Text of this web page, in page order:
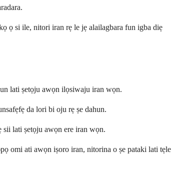
ọ si ile, nitori iran rẹ le jẹ alailagbara fun igba diẹ
lati ṣetọju awọn ilọsiwaju iran wọn.
da lori bi oju rẹ ṣe dahun.
lati ṣetọju awọn ere iran wọn.
omi ati awọn iṣoro iran, nitorina o ṣe pataki lati tẹle